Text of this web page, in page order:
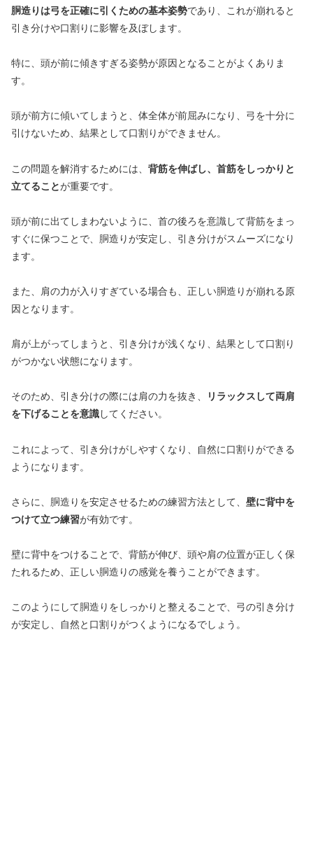
胴造りは弓を正確に引くための基本姿勢であり、これが崩れると
引き分けや口割りに影響を及ぼします。
特に、頭が前に傾きすぎる姿勢が原因となることがよくありま
す。
頭が前方に傾いてしまうと、体全体が前屈みになり、弓を十分に
引けないため、結果として口割りができません。
この問題を解消するためには、 背筋を伸ばし、首筋をしっかりと
立てることが重要です。
頭が前に出てしまわないように、首の後ろを意識して背筋をまっ
すぐに保つことで、胴造りが安定し、引き分けがスムーズになり
ます。
また、肩の力が入りすぎている場合も、正しい胴造りが崩れる原
因となります。
肩が上がってしまうと、引き分けが浅くなり、結果として口割り
がつかない状態になります。
そのため、引き分けの際には肩の力を抜き、
リラックスして両肩
を下げることを意識してください。
これによって、引き分けがしやすくなり、自然に口割りができる
ようになります。
さらに、胴造りを安定させるための練習方法として、 壁に背中を
つけて立つ練習が有効です。
壁に背中をつけることで、背筋が伸び、頭や肩の位置が正しく保
たれるため、正しい胴造りの感覚を養うことができます。
このようにして胴造りをしっかりと整えることで、弓の引き分け
が安定し、自然と口割りがつくようになるでしょう。